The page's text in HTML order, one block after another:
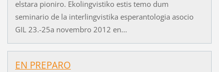
elstara pioniro. Ekolingvistiko estis temo dum
seminario de la interlingvistika esperantologia asocio
GIL 23.-25a novembro 2012 en...
EN PREPARO